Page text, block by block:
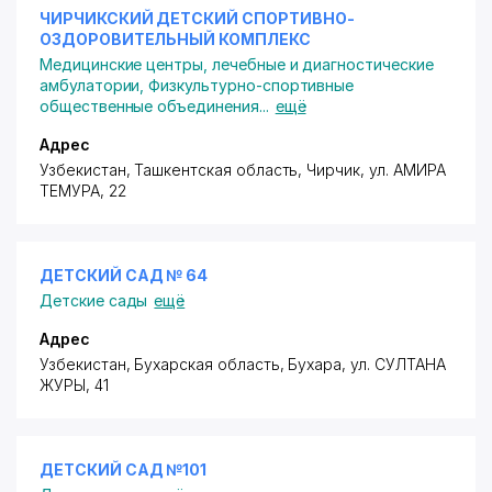
ЧИРЧИКСКИЙ ДЕТСКИЙ СПОРТИВНО-
ОЗДОРОВИТЕЛЬНЫЙ КОМПЛЕКС
Медицинские центры, лечебные и диагностические
амбулатории ,Физкультурно-спортивные
общественные объединения... ещё
Адрес
Узбекистан, Ташкентская область, Чирчик, ул. АМИРА
ТЕМУРА, 22
ДЕТСКИЙ САД № 64
Детские сады ещё
Адрес
Узбекистан, Бухарская область, Бухара,ул. СУЛТАНА
ЖУРЫ, 41
ДЕТСКИЙ САД №101